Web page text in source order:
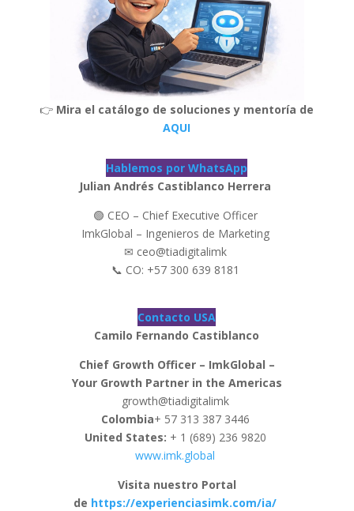
👉 Mira el catálogo de soluciones y mentoría de
AQUI
Hablemos por WhatsApp
Julian Andrés Castiblanco Herrera
🟢 CEO – Chief Executive Officer
ImkGlobal – Ingenieros de Marketing
✉ ceo@tiadigitalimk
📞 CO: +57 300 639 8181
Contacto USA
Camilo Fernando Castiblanco
Chief Growth Officer – ImkGlobal –
Your Growth Partner in the Americas
growth@tiadigitalimk
Colombia+ 57 313 387 3446
United States: + 1 (689) 236 9820
www.imk.global
Visita nuestro Portal
de https://experienciasimk.com/ia/